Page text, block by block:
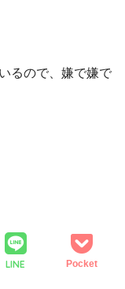
るので、嫌で嫌で
LINE Pocket